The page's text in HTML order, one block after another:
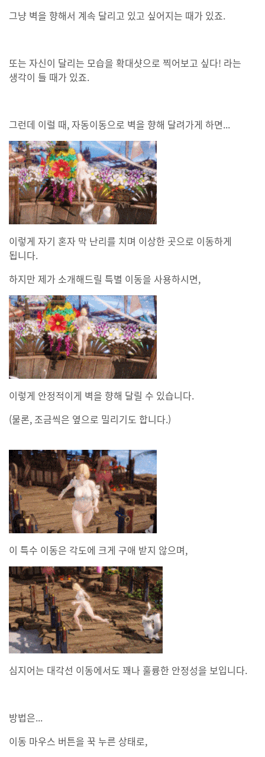
그냥 벽을 향해서 계속 달리고 있고 싶어지는 때가 있죠.
또는 자신이 달리는 모습을 확대샷으로 찍어보고 싶다! 라는
생각이 들 때가 있죠.
그런데 이럴 때, 자동이동으로 벽을 향해 달려가게 하면...
이렇게 자기 혼자 막 난리를 치며 이상한 곳으로 이동하게
됩니다.
하지만 제가 소개해드릴 특별 이동을 사용하시면,
이렇게 안정적이게 벽을 향해 달릴 수 있습니다.
(물론, 조금씩은 옆으로 밀리기도 합니다.)
이 특수 이동은 각도에 크게 구애 받지 않으며,
심지어는 대각선 이동에서도 꽤나 훌륭한 안정성을 보입니다.
방법은...
이동 마우스 버튼을 꾹 누른 상태로,